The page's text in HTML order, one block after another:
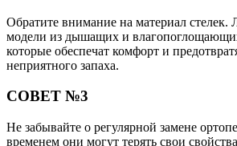
Обратите внимание на материал стелек.
модели из дышащих и
которые обеспечат комфорт и
неприятного запаха.
СОВЕТ №3
Не забывайте о регулярной замене
временем они могут терять свои